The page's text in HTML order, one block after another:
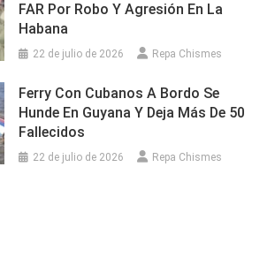
FAR Por Robo Y Agresión En La
Habana
22 de julio de 2026 Repa Chismes
Ferry Con Cubanos A Bordo Se
Hunde En Guyana Y Deja Más De 50
Fallecidos
22 de julio de 2026 Repa Chismes